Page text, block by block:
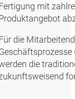
mit
die
die